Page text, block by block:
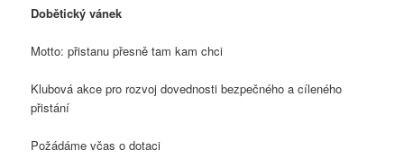
Dobětický vánek
Motto: přistanu přesně tam kam chci
Klubová akce pro rozvoj dovednosti bezpečného a cíleného
přistání
Požádáme včas o dotaci